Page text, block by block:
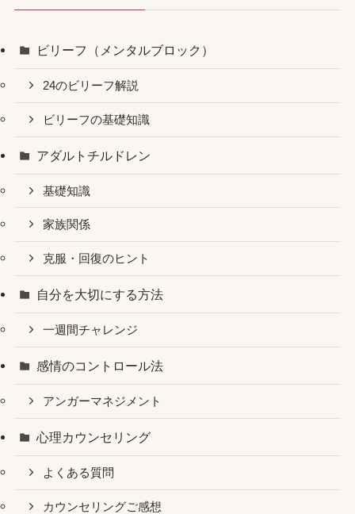
ビリーフ（メンタルブロック）
24のビリーフ解説
ビリーフの基礎知識
アダルトチルドレン
基礎知識
家族関係
克服・回復のヒント
自分を大切にする方法
一週間チャレンジ
感情のコントロール法
アンガーマネジメント
心理カウンセリング
よくある質問
カウンセリングご感想